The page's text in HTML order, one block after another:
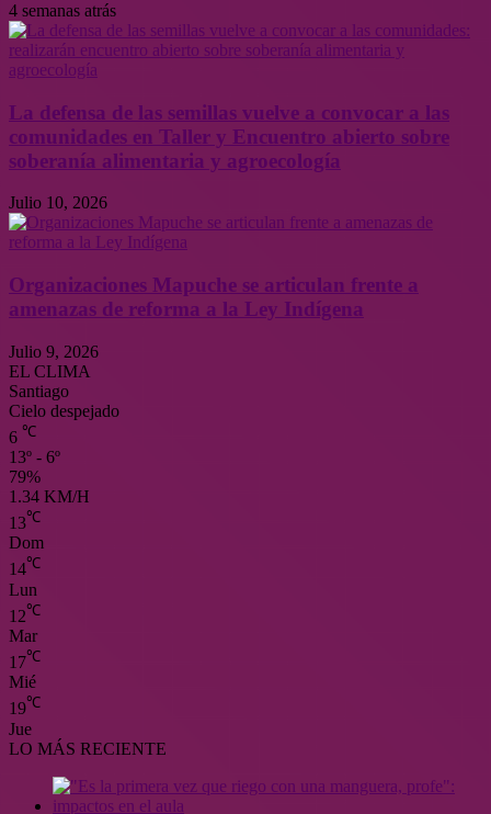
4 semanas atrás
La defensa de las semillas vuelve a convocar a las
comunidades en Taller y Encuentro abierto sobre
soberanía alimentaria y agroecología
Julio 10, 2026
Organizaciones Mapuche se articulan frente a
amenazas de reforma a la Ley Indígena
Julio 9, 2026
EL CLIMA
Santiago
Cielo despejado
6 ℃
13º - 6º
79%
1.34 KM/H
13℃
Dom
14℃
Lun
12℃
Mar
17℃
Mié
19℃
Jue
LO MÁS RECIENTE